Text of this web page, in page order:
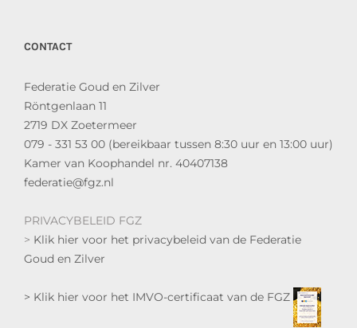
CONTACT
Federatie Goud en Zilver
Röntgenlaan 11
2719 DX Zoetermeer
079 - 331 53 00 (bereikbaar tussen 8:30 uur en 13:00 uur)
Kamer van Koophandel nr. 40407138
federatie@fgz.nl
PRIVACYBELEID FGZ
> Klik hier voor het privacybeleid van de Federatie
Goud en Zilver
> Klik hier voor het IMVO-certificaat van de FGZ